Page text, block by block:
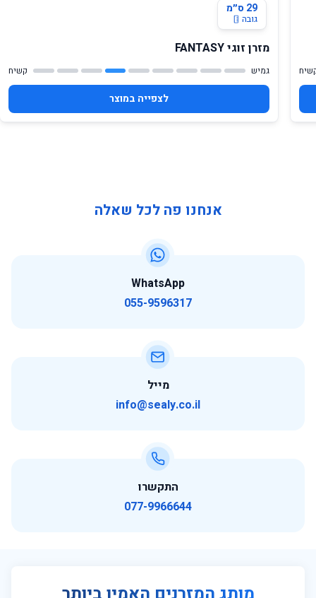
29 ס״מ
גובה
מזרן זוגי FANTASY
גמיש קשיח
לצפייה במוצר
אנחנו פה לכל שאלה
WhatsApp
055-9596317
מייל
info@sealy.co.il
התקשרו
077-9966644